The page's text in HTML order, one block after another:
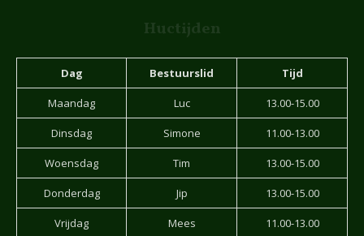
Huctijden
Dag Bestuurslid Tijd
Maandag Luc 13.00-15.00
Dinsdag Simone 11.00-13.00
Woensdag Tim 13.00-15.00
Donderdag Jip 13.00-15.00
Vrijdag Mees 11.00-13.00